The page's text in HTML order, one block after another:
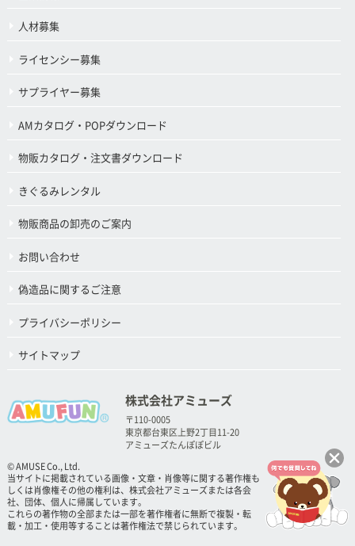
人材募集
ライセンシー募集
サプライヤー募集
AMカタログ・POPダウンロード
物販カタログ・注文書ダウンロード
きぐるみレンタル
物販商品の卸売のご案内
お問い合わせ
偽造品に関するご注意
プライバシーポリシー
サイトマップ
株式会社アミューズ
〒110-0005
東京都台東区上野2丁目11-20
アミューズたんぽぽビル
© AMUSE Co., Ltd.
当サイトに掲載されている画像・文章・肖像等に関する著作権も
しくは肖像権その他の権利は、株式会社アミューズまたは各会
社、団体、個人に帰属しています。
これらの著作物の全部または一部を著作権者に無断で複製・転
載・加工・使用等することは著作権法で禁じられています。